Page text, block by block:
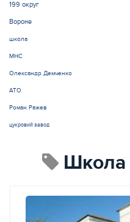
199 округ
Вороне
школа
МНС
Олександр Демченко
АТО
Роман Ражев
цукровий завод
школа